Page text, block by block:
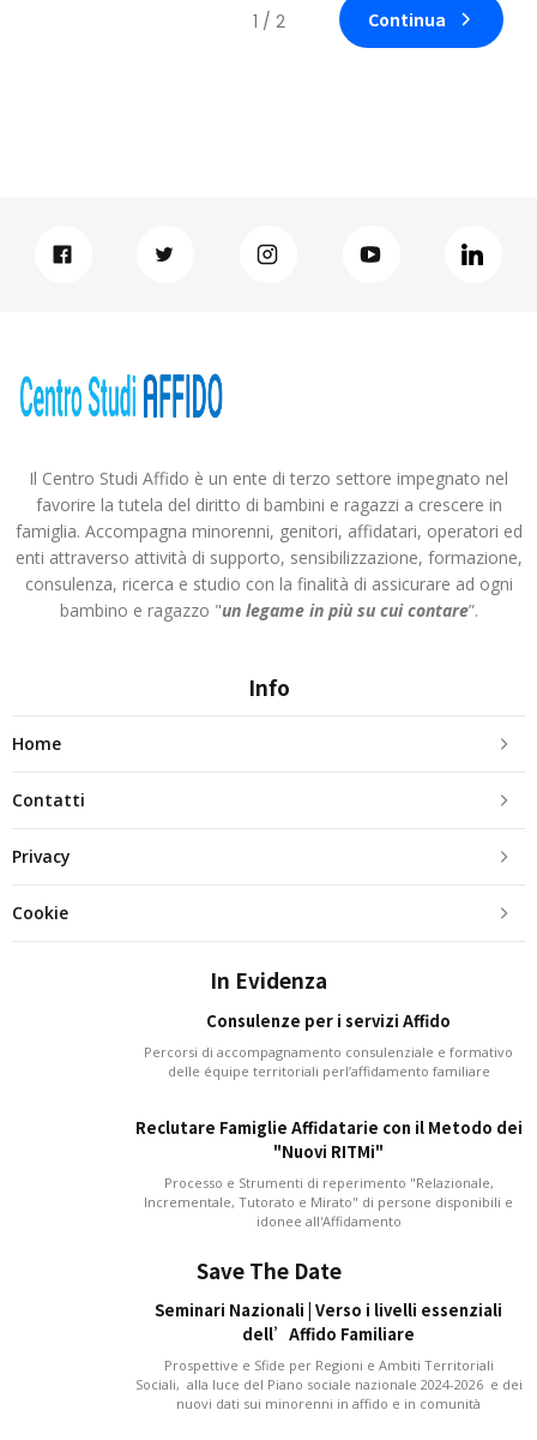
1 / 2 Continua
Il Centro Studi Affido è un ente di terzo settore impegnato nel
favorire la tutela del diritto di bambini e ragazzi a crescere in
famiglia. Accompagna minorenni, genitori, affidatari, operatori ed
enti attraverso attività di supporto, sensibilizzazione, formazione,
consulenza, ricerca e studio con la finalità di assicurare ad ogni
bambino e ragazzo "un legame in più su cui contare”.
Info
Home
Contatti
Privacy
Cookie
In Evidenza
Consulenze per i servizi Affido
Percorsi di accompagnamento consulenziale e formativo
delle équipe territoriali perl’affidamento familiare
Reclutare Famiglie Affidatarie con il Metodo dei
"Nuovi RITMi"
Processo e Strumenti di reperimento "Relazionale,
Incrementale, Tutorato e Mirato" di persone disponibili e
idonee all'Affidamento
Save The Date
Seminari Nazionali | Verso i livelli essenziali
dell’Affido Familiare
Prospettive e Sfide per Regioni e Ambiti Territoriali
Sociali, alla luce del Piano sociale nazionale 2024-2026 e dei
nuovi dati sui minorenni in affido e in comunità